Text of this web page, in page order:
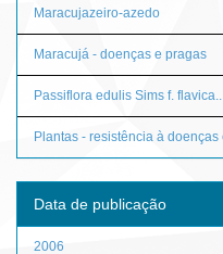
Maracujazeiro-azedo
Maracujá - doenças e pragas
Passiflora edulis Sims f. flavica...
Plantas - resistência à doenças
Data de publicação
2006